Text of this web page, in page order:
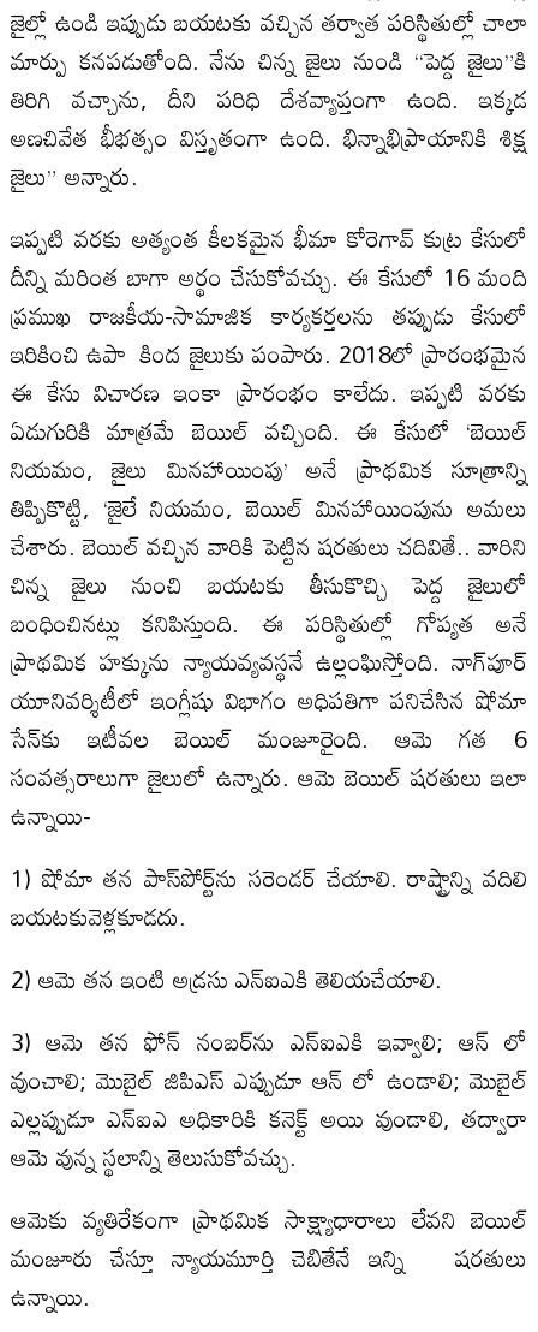
జైల్లో ఉండి ఇప్పుడు బయటకు వచ్చిన తర్వాత పరిస్థితుల్లో చాలా
మార్పు కనపడుతోంది. నేను చిన్న జైలు నుండి “పెద్ద జైలు”కి
తిరిగి వచ్చాను, దీని పరిధి దేశవ్యాప్తంగా ఉంది. ఇక్కడ
అణచివేత భీభత్సం విస్తృతంగా ఉంది. భిన్నాభిప్రాయానికి శిక్ష
జైలు” అన్నారు.
ఇప్పటి వరకు అత్యంత కీలకమైన భీమా కోరెగావ్ కుట్ర కేసులో
దీన్ని మరింత బాగా అర్థం చేసుకోవచ్చు. ఈ కేసులో 16 మంది
ప్రముఖ రాజకీయ-సామాజిక కార్యకర్తలను తప్పుడు కేసులో
ఇరికించి ఉపా కింద జైలుకు పంపారు. 2018లో ప్రారంభమైన
ఈ కేసు విచారణ ఇంకా ప్రారంభం కాలేదు. ఇప్పటి వరకు
ఏడుగురికి మాత్రమే బెయిల్ వచ్చింది. ఈ కేసులో ‘బెయిల్
నియమం, జైలు మినహాయింపు’ అనే ప్రాథమిక సూత్రాన్ని
తిప్పికొట్టి, ‘జైలే నియమం, బెయిల్ మినహాయింపును అమలు
చేశారు. బెయిల్ వచ్చిన వారికి పెట్టిన షరతులు చదివితే.. వారిని
చిన్న జైలు నుంచి బయటకు తీసుకొచ్చి పెద్ద జైలులో
బంధించినట్లు కనిపిస్తుంది. ఈ పరిస్థితుల్లో గోప్యత అనే
ప్రాథమిక హక్కును న్యాయవ్యవస్థనే ఉల్లంఘిస్తోంది. నాగ్‌పూర్
యూనివర్శిటీలో ఇంగ్లీషు విభాగం అధిపతిగా పనిచేసిన షోమా
సేన్‌కు ఇటీవల బెయిల్ మంజూరైంది. ఆమె గత 6
సంవత్సరాలుగా జైలులో ఉన్నారు. ఆమె బెయిల్ షరతులు ఇలా
ఉన్నాయి-
1) షోమా తన పాస్‌పోర్ట్‌‌ను సరెండర్ చేయాలి. రాష్ట్రాన్ని వదిలి
బయటకువెళ్లకూడదు.
2) ఆమె తన ఇంటి అడ్రసు ఎన్‌ఐఎకి తెలియచేయాలి.
3) ఆమె తన ఫోన్ నంబర్‌ను ఎన్‌ఐఎకి ఇవ్వాలి; ఆన్ లో
వుంచాలి; మొబైల్ జిపిఎస్ ఎప్పుడూ ఆన్ లో ఉండాలి; మొబైల్
ఎల్లప్పుడూ ఎన్‌ఐఎ అధికారికి కనెక్ట్ అయి వుండాలి, తద్వారా
ఆమె వున్న స్థలాన్ని తెలుసుకోవచ్చు.
ఆమెకు వ్యతిరేకంగా ప్రాథమిక సాక్ష్యాధారాలు లేవని బెయిల్
మంజూరు చేస్తూ న్యాయమూర్తి చెబితేనే ఇన్ని షరతులు
ఉన్నాయి.